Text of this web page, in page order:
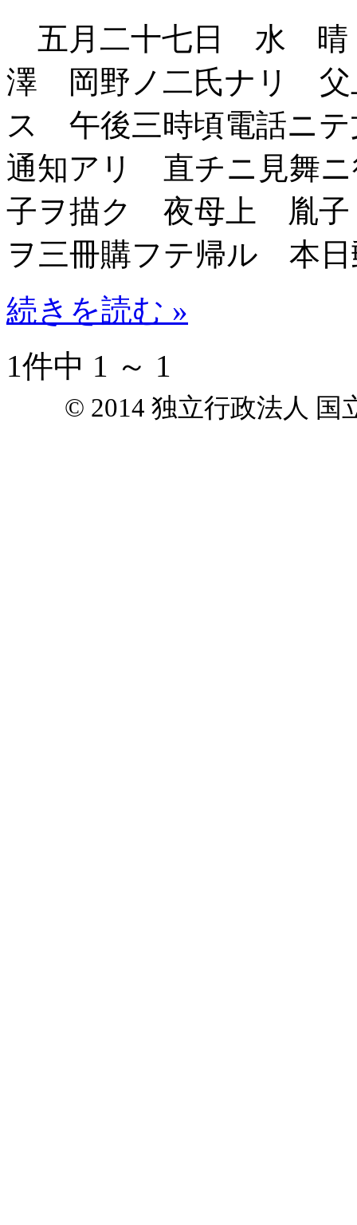
五月二十七日 水 晴
澤 岡野ノ二氏ナリ 父
ス 午後三時頃電話ニテ
通知アリ 直チニ見舞
子ヲ描ク 夜母上 胤子
ヲ三冊購フテ帰ル 本日
続きを読む »
1件中 1 ～ 1
© 2014 独立行政法人 国